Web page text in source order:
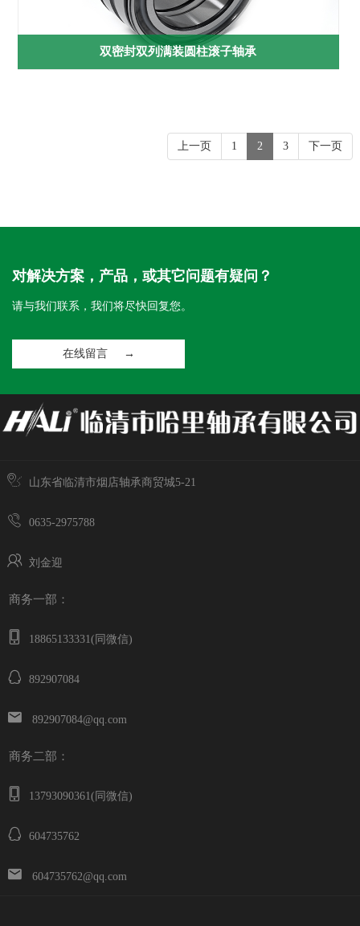
双密封双列满装圆柱滚子轴承
上一页 1 2 3 下一页
对解决方案，产品，或其它问题有疑问？
请与我们联系，我们将尽快回复您。
在线留言 →
山东省临清市烟店轴承商贸城5-21
0635-2975788
刘金迎
商务一部：
18865133331(同微信)
892907084
892907084@qq.com
商务二部：
13793090361(同微信)
604735762
604735762@qq.com